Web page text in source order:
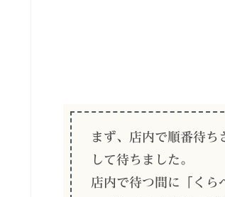
まず、店内で順番待ち
して待ちました。
店内で待つ間に「くら